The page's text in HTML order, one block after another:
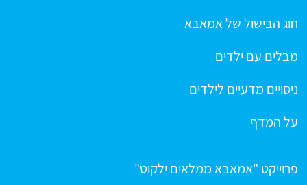
חוג הבישול של אמאבא
מבלים עם ילדים
ניסויים מדעיים לילדים
על המדף
פרוייקט "אמאבא ממלאים ילקוט"